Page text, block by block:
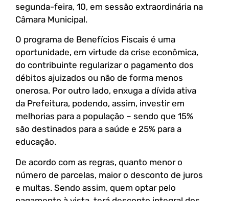
segunda-feira, 10, em sessão extraordinária na
Câmara Municipal.
O programa de Benefícios Fiscais é uma
oportunidade, em virtude da crise econômica,
do contribuinte regularizar o pagamento dos
débitos ajuizados ou não de forma menos
onerosa. Por outro lado, enxuga a dívida ativa
da Prefeitura, podendo, assim, investir em
melhorias para a população – sendo que 15%
são destinados para a saúde e 25% para a
educação.
De acordo com as regras, quanto menor o
número de parcelas, maior o desconto de juros
e multas. Sendo assim, quem optar pelo